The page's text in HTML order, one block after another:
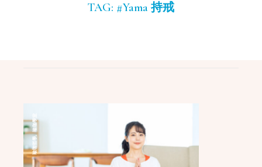
TAG: #Yama 持戒
瑜珈哲學
瑜珈學堂